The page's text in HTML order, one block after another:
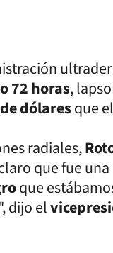
72 horas,
dólaresque
radiales,
que fue una
que
dijo el